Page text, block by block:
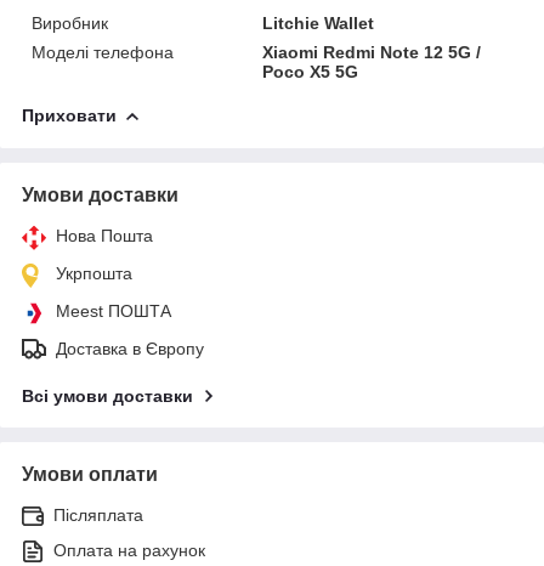
Виробник
Litchie Wallet
Моделі телефона
Xiaomi Redmi Note 12 5G /
Poco X5 5G
Приховати
Умови доставки
Нова Пошта
Укрпошта
Meest ПОШТА
Доставка в Європу
Всі умови доставки
Умови оплати
Післяплата
Оплата на рахунок